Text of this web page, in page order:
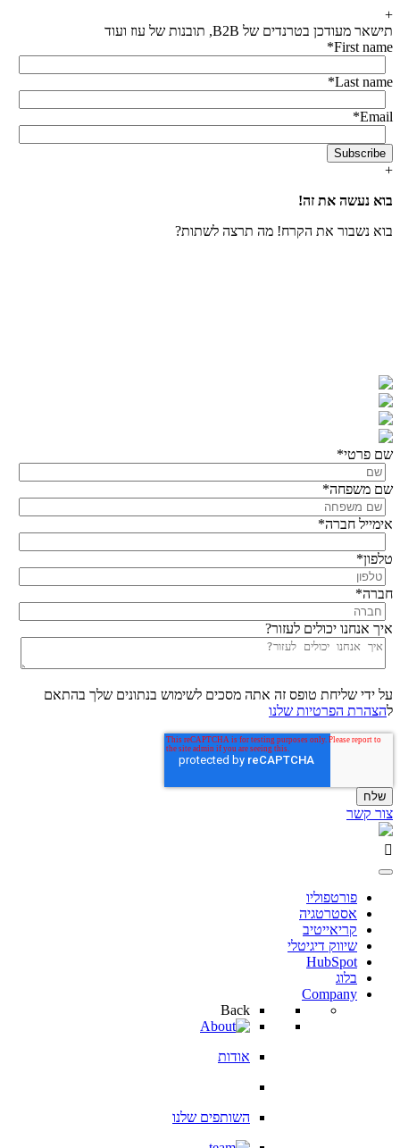
Skip
to
the
+
תישאר מעודכן בטרנדים של B2B, תובנות של עוז ועוד
First name
*
Last name
*
Email
*
+
בוא נעשה את זה!
בוא נשבור את הקרח! מה תרצה לשתות?
שם פרטי*
שם משפחה*
אימייל חברה*
טלפון*
חברה*
איך אנחנו יכולים לעזור?
על ידי שליחת טופס זה אתה מסכים לשימוש בנתונים שלך בהתאם
להצהרת הפרטיות שלנו
צור קשר
פורטפוליו
אסטרטגיה
קריאייטיב
שיווק דיגיטלי
HubSpot
בלוג
Company
Back
אודות
השותפים שלנו